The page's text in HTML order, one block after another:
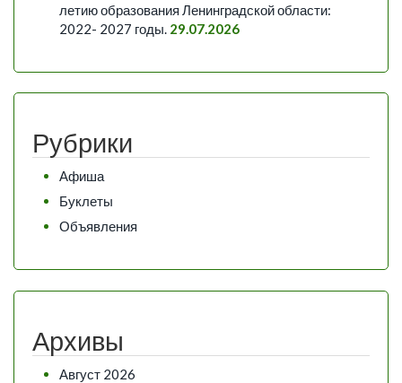
летию образования Ленинградской области:
2022- 2027 годы. 29.07.2026
Рубрики
Афиша
Буклеты
Объявления
Архивы
Август 2026